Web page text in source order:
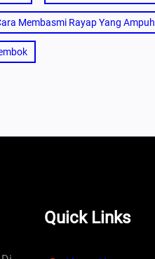
Membasmi Rayap Yang Ampuh
Quick Links